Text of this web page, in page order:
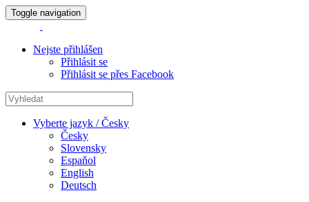
Toggle navigation
Nejste přihlášen
Přihlásit se
Přihlásit se přes Facebook
Vyberte jazyk / Česky
Česky
Slovensky
Espaňol
English
Deutsch